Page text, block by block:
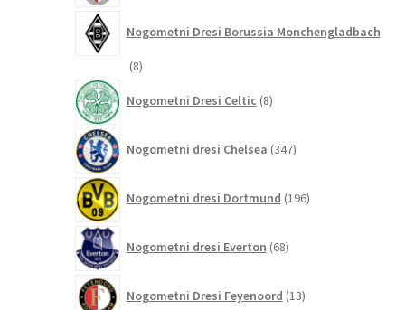
Nogometni Dresi Borussia Monchengladbach
88
Nogometni Dresi Celtic 8izdelkov
Nogometni dresi Chelsea 347izdelkov
Nogometni dresi Dortmund 196izdelkov
Nogometni dresi Everton 68izdelkov
Nogometni Dresi Feyenoord 13izdelkov